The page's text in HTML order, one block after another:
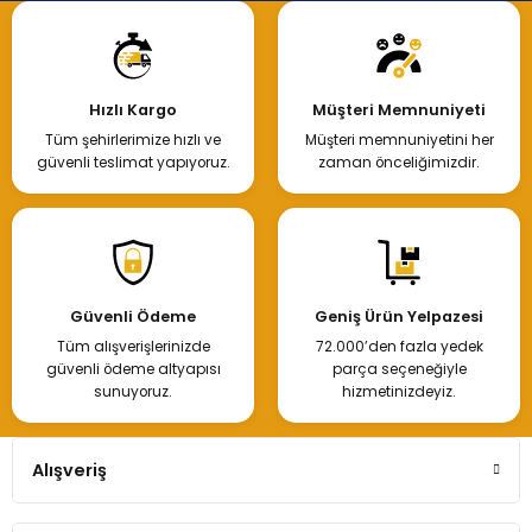
Hızlı Kargo
Tüm şehirlerimize hızlı ve
güvenli teslimat yapıyoruz.
Müşteri Memnuniyeti
Müşteri memnuniyetini her
zaman önceliğimizdir.
Güvenli Ödeme
Tüm alışverişlerinizde
güvenli ödeme altyapısı
sunuyoruz.
Geniş Ürün Yelpazesi
72.000’den fazla yedek
parça seçeneğiyle
hizmetinizdeyiz.
Alışveriş